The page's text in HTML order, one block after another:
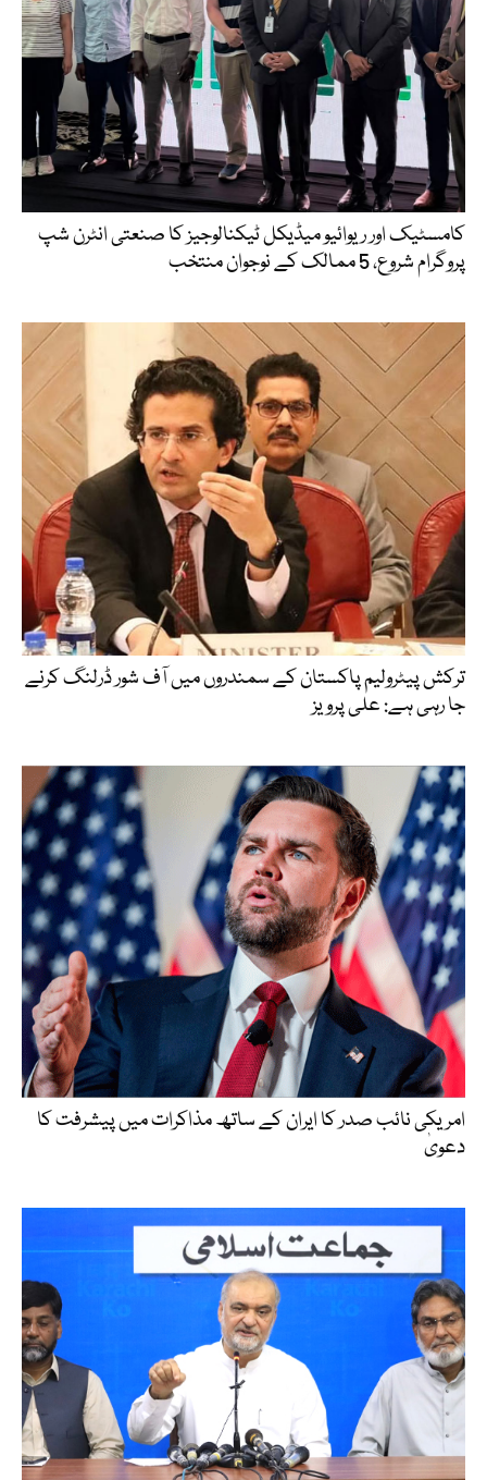
کامسٹیک اور ریوائیو میڈیکل ٹیکنالوجیز کا صنعتی انٹرن شپ
پروگرام شروع، 5 ممالک کے نوجوان منتخب
ترکش پیٹرولیم پاکستان کے سمندروں میں آف شور ڈرلنگ کرنے
جا رہی ہے: علی پرویز
امریکی نائب صدر کا ایران کے ساتھ مذاکرات میں پیشرفت کا
دعویٰ